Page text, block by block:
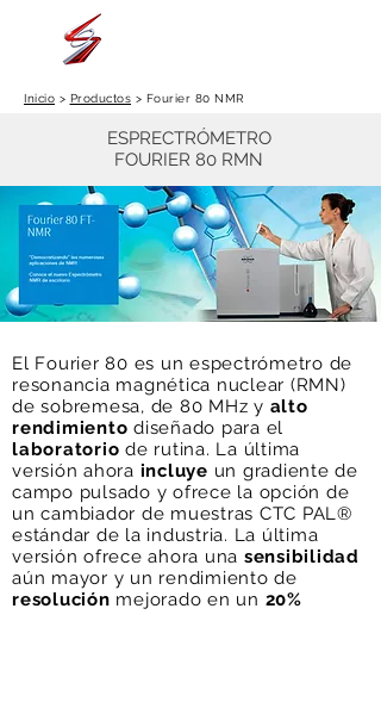
Inicio > Productos > Fourier 80 NMR
ESPRECTRÓMETRO
FOURIER 80 RMN
El Fourier 80 es un espectrómetro de
resonancia magnética nuclear (RMN)
de sobremesa, de 80 MHz y alto
rendimiento diseñado para el
laboratorio de rutina. La última
versión ahora incluye un gradiente de
campo pulsado y ofrece la opción de
un cambiador de muestras CTC PAL®
estándar de la industria. La última
versión ofrece ahora una sensibilidad
aún mayor y un rendimiento de
resolución mejorado en un 20%